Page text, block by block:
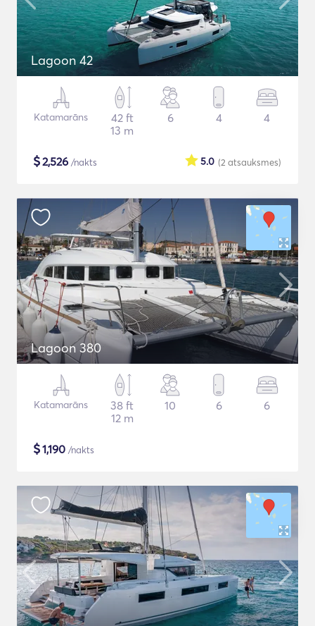
Lagoon 42
Katamarāns
42 ft
13 m
6 4 4
$2,526 /nakts (2 atsauksmes)
5.0
Lagoon 380
Katamarāns
38 ft
12 m
10 6 6
$1,190 /nakts